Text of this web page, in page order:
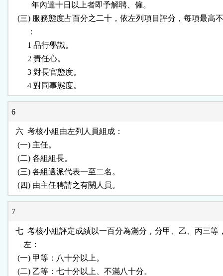
          年內達十日以上者即予解聘、僱。
(三) 服務態度占百分之二十，依左列項目評分，每項最高
        ：
        1 品行學識。
        2 責任心。
        3 對長官態度。
6
  六  考核小組由左列人員組成：
   (一) 主任。
   (二) 各組組長。
   (三) 各組選派代表一至二名。
7
七  考核小組評定成績以一百分為滿分，分甲、乙、丙三等
      左：
   (一) 甲等：八十分以上。
   (二) 乙等：七十分以上、不滿八十分。